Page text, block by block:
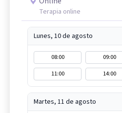
Terapia online
Lunes, 10 de agosto
08:00 09:00
11:00
14:00
Martes, 11 de agosto